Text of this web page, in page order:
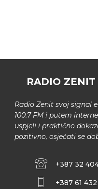
RADIO
Radio Zenit svoj signal
100.7 FM i putem
uspjeli i praktično
pozitivno, osjećati se
+387 32
+387 61